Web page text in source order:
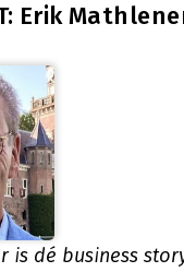
Erik
is dé business